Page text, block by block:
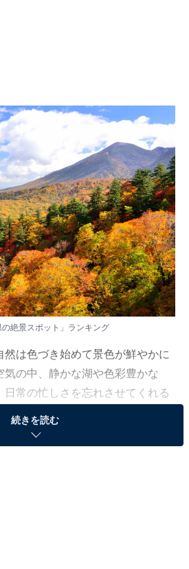
絶景スポット」ランキング
は色づき始めて景色が鮮やかに
気の中、静かな湖や色彩豊かな
日常の忙しさを忘れさせてくれる
今年の秋は、そんな絶景スポット
てはいかがでしょうか。
続きを読む